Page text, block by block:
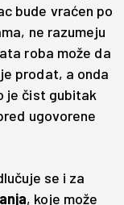
bude vraćen po
ne razumeju
roba može da
prodat, a onda
je čist gubitak
ugovorene
se i za
, koje može